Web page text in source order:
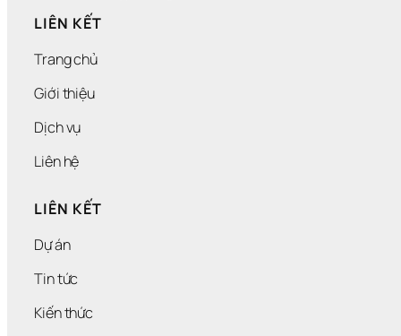
LIÊN KẾT
Trang chủ
Giới thiệu
Dịch vụ
Liên hệ
LIÊN KẾT
Dự án
Tin tức
Kiến thức